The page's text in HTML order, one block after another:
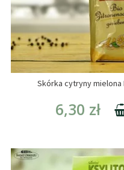
Skórka cytryny mielona
6,30 zł